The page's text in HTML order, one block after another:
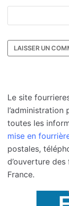
Le site
toutes les
mise en
postales,
d’ouverture
France.